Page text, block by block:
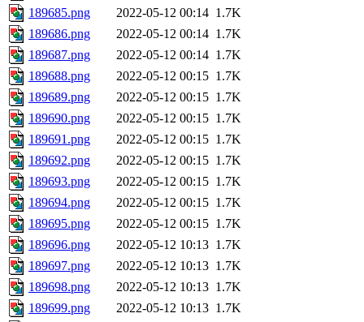
189685.png
2022-05-12 00:14 1.7K
189686.png
2022-05-12 00:14 1.7K
189687.png
2022-05-12 00:14 1.7K
189688.png
2022-05-12 00:15 1.7K
189689.png
2022-05-12 00:15 1.7K
189690.png
2022-05-12 00:15 1.7K
189691.png
2022-05-12 00:15 1.7K
189692.png
2022-05-12 00:15 1.7K
189693.png
2022-05-12 00:15 1.7K
189694.png
2022-05-12 00:15 1.7K
189695.png
2022-05-12 00:15 1.7K
189696.png
2022-05-12 10:13 1.7K
189697.png
2022-05-12 10:13 1.7K
189698.png
2022-05-12 10:13 1.7K
189699.png
2022-05-12 10:13 1.7K